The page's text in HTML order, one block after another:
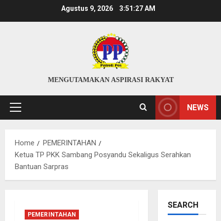
Agustus 9, 2026 3:51:28 AM
MENGUTAMAKAN ASPIRASI RAKYAT
Primary
NEWS
Home
PEMERINTAHAN
Ketua TP PKK Sambang Posyandu Sekaligus Serahkan
Bantuan Sarpras
PEMERINTAHAN
SEARCH